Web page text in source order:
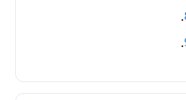
.
.